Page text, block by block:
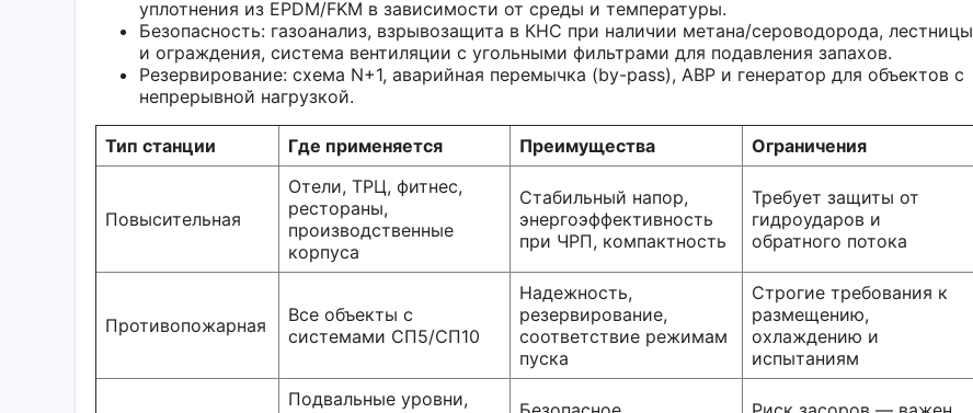
уплотнения из EPDM/FKM в зависимости от среды и температуры.
Безопасность: газоанализ, взрывозащита в КНС при наличии метана/сероводорода, лестницы
и ограждения, система вентиляции с угольными фильтрами для подавления запахов.
Резервирование: схема N+1, аварийная перемычка (by-pass), АВР и генератор для объектов с
непрерывной нагрузкой.
Тип станции Где применяется Преимущества Ограничения
Повысительная
Отели, ТРЦ, фитнес,
рестораны,
производственные
корпуса
Стабильный напор,
энергоэффективность
при ЧРП, компактность
Требует защиты от
гидроударов и
обратного потока
Противопожарная
Все объекты с
системами СП5/СП10
Надежность,
резервирование,
соответствие режимам
пуска
Строгие требования к
размещению,
охлаждению и
испытаниям
Подвальные уровни,